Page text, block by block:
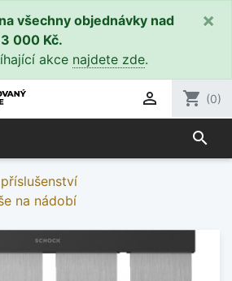
všechny objednávky nad
3 000 Kč.
akce najdete zde.
×
 shopping_cart (0)
search
na nádobí